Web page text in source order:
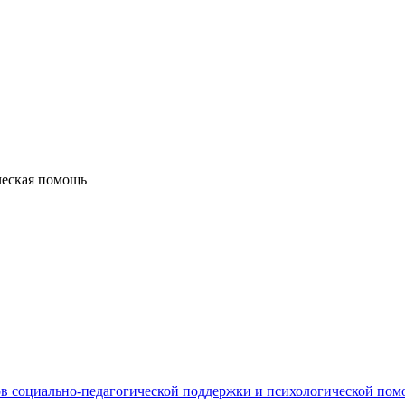
помощь
педагогической поддержки и психологической